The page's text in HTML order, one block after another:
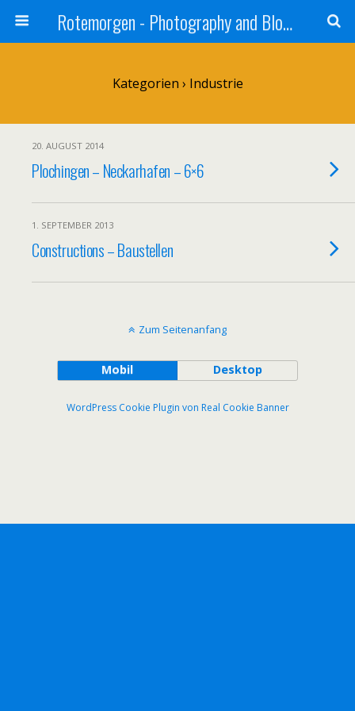
Rotemorgen - Photography and Blog by Alexander Sprinz
Kategorien › Industrie
20. AUGUST 2014
Plochingen – Neckarhafen – 6×6
1. SEPTEMBER 2013
Constructions – Baustellen
Zum Seitenanfang
Mobil Desktop
WordPress Cookie Plugin von Real Cookie Banner